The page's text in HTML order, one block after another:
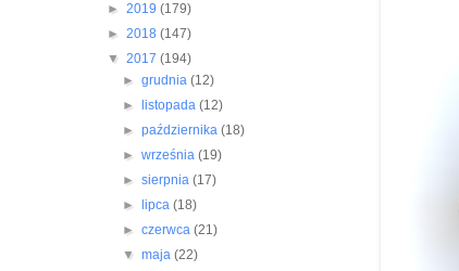
► 2019 (179)
► 2018 (147)
▼ 2017 (194)
► grudnia (12)
►
listopada (12)
► października (18)
► września (19)
► sierpnia (17)
►
lipca (18)
► czerwca (21)
▼ maja (22)